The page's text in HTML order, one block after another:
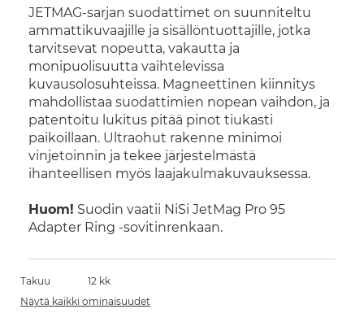
JETMAG-sarjan suodattimet on suunniteltu
ammattikuvaajille ja sisällöntuottajille, jotka
tarvitsevat nopeutta, vakautta ja
monipuolisuutta vaihtelevissa
kuvausolosuhteissa. Magneettinen kiinnitys
mahdollistaa suodattimien nopean vaihdon, ja
patentoitu lukitus pitää pinot tiukasti
paikoillaan. Ultraohut rakenne minimoi
vinjetoinnin ja tekee järjestelmästä
ihanteellisen myös laajakulmakuvauksessa.
Huom! Suodin vaatii NiSi JetMag Pro 95
Adapter Ring -sovitinrenkaan.
Takuu
12 kk
Näytä kaikki ominaisuudet